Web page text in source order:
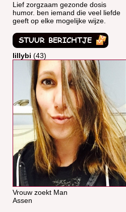
Lief zorgzaam gezonde dosis
humor. ben iemand die veel liefde
geeft op elke mogelijke wijze.
lillybi (43)
Vrouw zoekt Man
Assen